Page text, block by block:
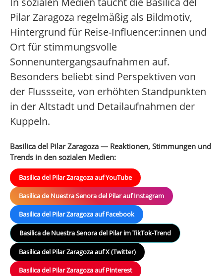
Pilar Zaragoza regelmäßig als Bildmotiv,
Hintergrund für Reise-Influencer:innen und
Ort für stimmungsvolle
Sonnenuntergangsaufnahmen auf.
Besonders beliebt sind Perspektiven von
der Flussseite, von erhöhten Standpunkten
in der Altstadt und Detailaufnahmen der
Kuppeln.
Basilica del Pilar Zaragoza — Reaktionen, Stimmungen und
Trends in den sozialen Medien:
Basilica del Pilar Zaragoza auf YouTube
Basilica de Nuestra Senora del Pilar auf Instagram
Basilica del Pilar Zaragoza auf Facebook
Basilica de Nuestra Senora del Pilar im TikTok-Trend
Basilica del Pilar Zaragoza auf X (Twitter)
Basilica del Pilar Zaragoza auf Pinterest